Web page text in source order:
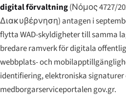
digital förvaltning(Νόμος 4727/
Διακυβέρνηση) antagen i
flytta WAD-skyldigheter till samma
bredare ramverk för digitala
webbplats- och
identifiering, elektroniska signaturer
medborgarserviceportalen gov.gr.